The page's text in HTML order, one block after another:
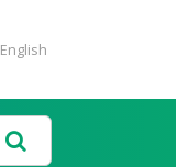
English